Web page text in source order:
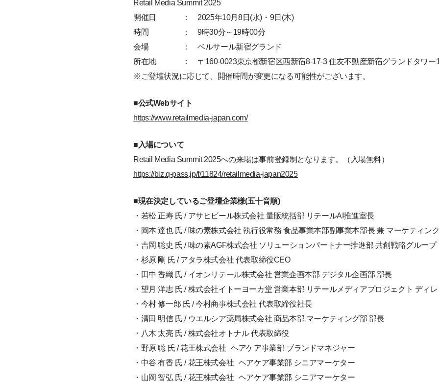
Retail Media Summit 2025
開催日
： 2025年10月8日(水)・9日(木)
時間
： 9時30分～19時00分
会場
： ベルサール新宿グランド
所在地
： 〒160-0023東京都新宿区西新宿8-17-3 住友不動産新宿グランドタワー
※ご登壇状況に応じて、開催時間が変更になる可能性がございます。
■公式Webサイト
https://www.retailmedia-japan.com/
■入場について
Retail Media Summit 2025への来場は事前登録制となります。（入場無料）
https://biz.q-pass.jp/f/11824/retailmedia-japan2025
■現在決定しているご登壇企業様(五十音順)
・若松 正寿 氏 / アサヒビール株式会社 量販統括部 リテールAI推進室長
・岡本 達也 氏 / 味の素株式会社 執行役常務 食品事業本部副事業本部長 兼 マーケティン
・吉岡 聡史 氏 / 味の素AGF株式会社 ソリューションパートナー推進部 共創戦略グルー
・杉原 剛 氏 / アタラ株式会社 代表取締役CEO
・田中 香織 氏 / イオンリテール株式会社 営業企画本部 デジタル企画部 部長
・望月 洋志 氏 / 株式会社イトーヨーカ堂 営業本部 リテールメディアプロジェクト ディ
・今村 修一郎 氏 / 今村商事株式会社 代表取締役社長
・清田 明信 氏 / ウエルシア薬局株式会社 商品本部 マーケティング部 部長
・八木 太亮 氏 / 株式会社オトナル 代表取締役
・野原 聡 氏 / 花王株式会社 ヘアケア事業部 ブランドマネジャー
・中谷 有香 氏 / 花王株式会社 ヘアケア事業部 シニアマーケター
・山岡 智弘 氏 / 花王株式会社 ヘアケア事業部 シニアマーケター